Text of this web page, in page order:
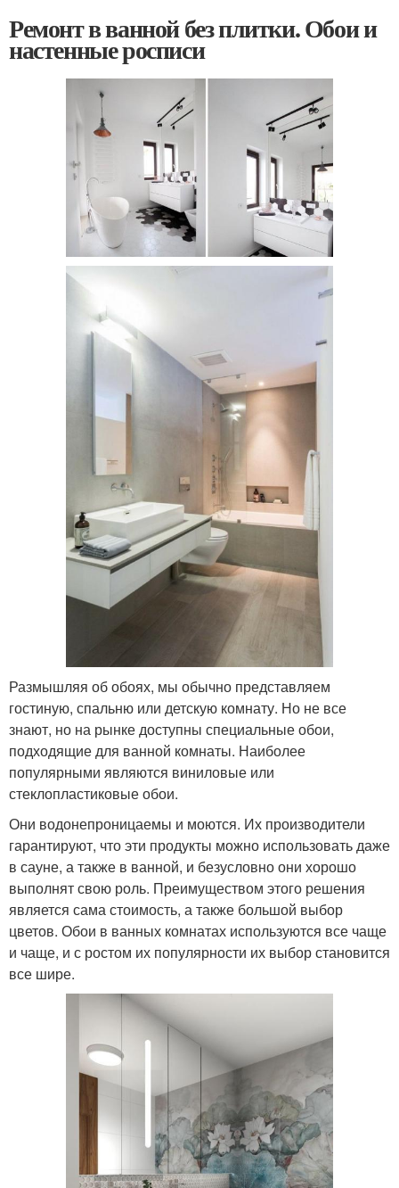
Ремонт в ванной без плитки. Обои и
настенные росписи
Размышляя об обоях, мы обычно представляем
гостиную, спальню или детскую комнату. Но не все
знают, но на рынке доступны специальные обои,
подходящие для ванной комнаты. Наиболее
популярными являются виниловые или
стеклопластиковые обои.
Они водонепроницаемы и моются. Их производители
гарантируют, что эти продукты можно использовать даже
в сауне, а также в ванной, и безусловно они хорошо
выполнят свою роль. Преимуществом этого решения
является сама стоимость, а также большой выбор
цветов. Обои в ванных комнатах используются все чаще
и чаще, и с ростом их популярности их выбор становится
все шире.